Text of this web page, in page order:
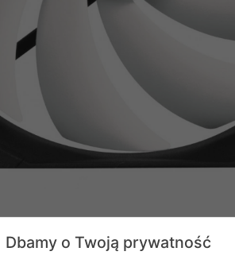
cichy silnik i długa
głównym źródłem
Dbamy o Twoją prywatność